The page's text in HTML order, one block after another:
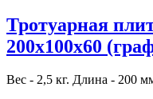
Тротуарная
200х100х60
Вес - 2,5 кг. Длина - 200